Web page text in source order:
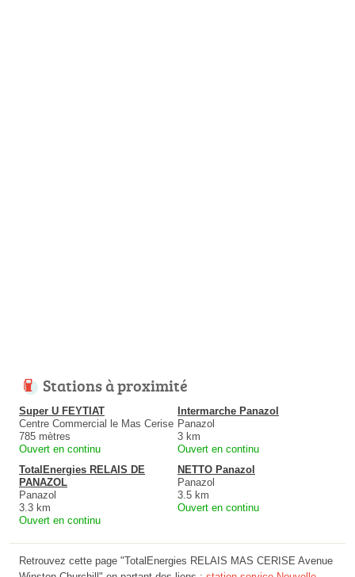
Stations à proximité
Super U FEYTIAT
Centre Commercial le Mas Cerise
785 mètres
Ouvert en continu
Intermarche Panazol
Panazol
3 km
Ouvert en continu
TotalEnergies RELAIS DE
PANAZOL
Panazol
3.3 km
Ouvert en continu
NETTO Panazol
Panazol
3.5 km
Ouvert en continu
Retrouvez cette page "TotalEnergies RELAIS MAS CERISE Avenue